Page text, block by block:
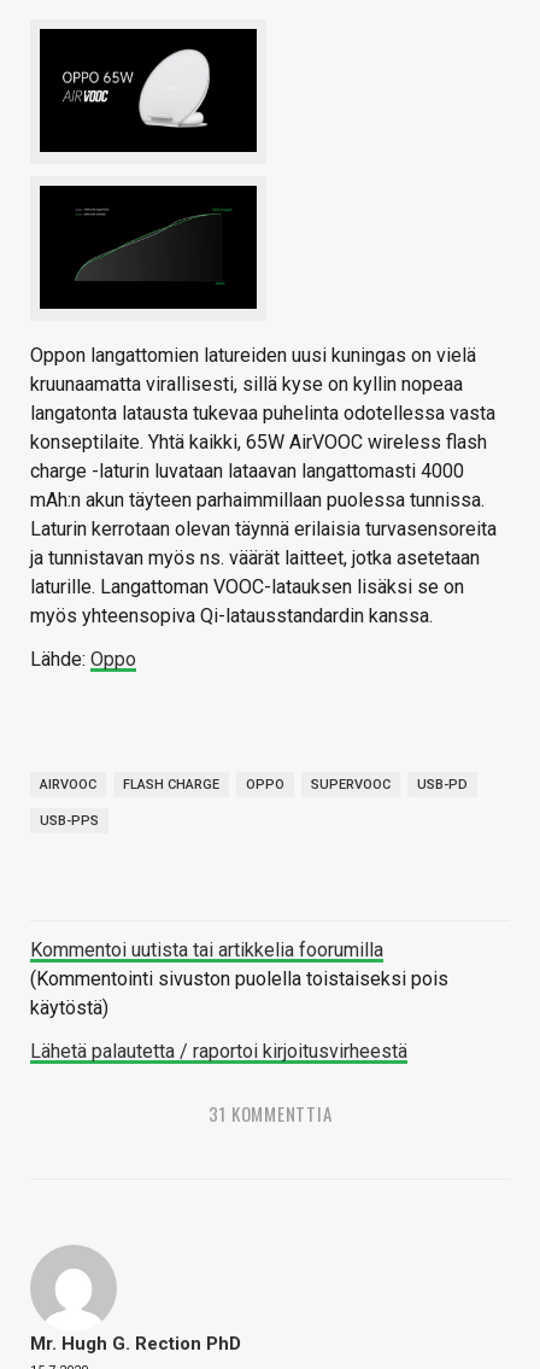
Oppon langattomien latureiden uusi kuningas on vielä
kruunaamatta virallisesti, sillä kyse on kyllin nopeaa
langatonta latausta tukevaa puhelinta odotellessa vasta
konseptilaite. Yhtä kaikki, 65W AirVOOC wireless flash
charge -laturin luvataan lataavan langattomasti 4000
mAh:n akun täyteen parhaimmillaan puolessa tunnissa.
Laturin kerrotaan olevan täynnä erilaisia turvasensoreita
ja tunnistavan myös ns. väärät laitteet, jotka asetetaan
laturille. Langattoman VOOC-latauksen lisäksi se on
myös yhteensopiva Qi-latausstandardin kanssa.
Lähde: Oppo
AIRVOOC FLASH CHARGE OPPO SUPERVOOC USB-PD
USB-PPS
Kommentoi uutista tai artikkelia foorumilla
(Kommentointi sivuston puolella toistaiseksi pois
käytöstä)
Lähetä palautetta / raportoi kirjoitusvirheestä
31 KOMMENTTIA
Mr. Hugh G. Rection PhD